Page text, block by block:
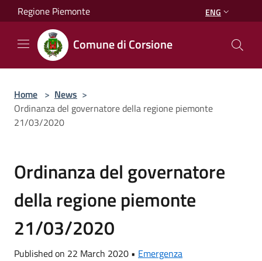
Salta al contenuto principale
Regione Piemonte ENG
Comune di Corsione
Home > News >
Ordinanza del governatore della regione piemonte
21/03/2020
Ordinanza del governatore
della regione piemonte
21/03/2020
Published on 22 March 2020 • Emergenza